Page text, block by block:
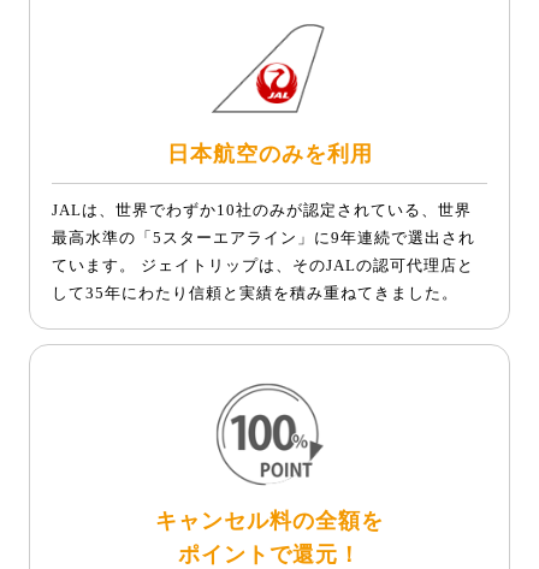
日本航空のみを利用
JALは、世界でわずか10社のみが認定されている、世界
最高水準の「5スターエアライン」に9年連続で選出され
ています。 ジェイトリップは、そのJALの認可代理店と
して35年にわたり信頼と実績を積み重ねてきました。
キャンセル料の全額を
ポイントで還元！